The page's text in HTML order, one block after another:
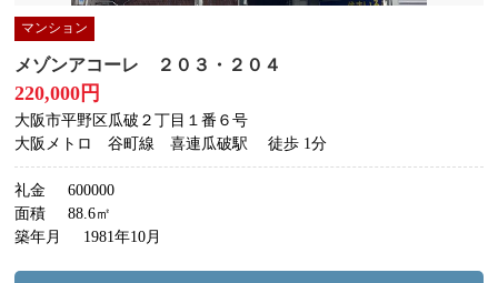
マンション
メゾンアコーレ ２０３・２０４
220,000円
大阪市平野区瓜破２丁目１番６号
大阪メトロ 谷町線 喜連瓜破駅 徒歩 1分
礼金
600000
面積
88.6㎡
築年月
1981年10月